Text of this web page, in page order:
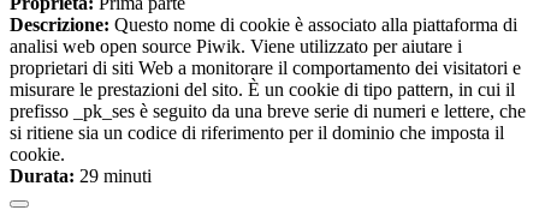
Descrizione: Questo nome di cookie è associato alla piattaforma di
analisi web open source Piwik. Viene utilizzato per aiutare i
proprietari di siti Web a monitorare il comportamento dei visitatori e
misurare le prestazioni del sito. È un cookie di tipo pattern, in cui il
prefisso _pk_ses è seguito da una breve serie di numeri e lettere, che
si ritiene sia un codice di riferimento per il dominio che imposta il
cookie.
Durata: 29 minuti